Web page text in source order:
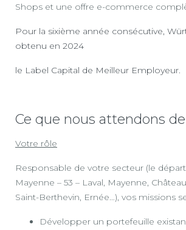
Shops et une offre e-commerce
Pour la sixième année consécutive,
obtenu en 2024
le Label Capital de Meilleur Employeur.
Ce que nous attendons
Votre rôle
Responsable de votre secteur (le
Mayenne – 53 – Laval, Mayenne,
Saint-Berthevin, Ernée…), vos missions
Développer un portefeuille